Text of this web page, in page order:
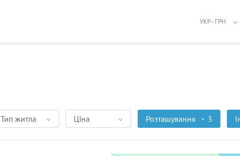
УКР - ГРН
Тип житла Ціна Розташування 3